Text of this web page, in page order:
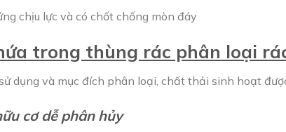
chịu lực và có chốt chống mòn đáy
trong thùng rác phân loại
dụng và mục đích phân loại, chất thải sinh hoạt
cơ dễ phân hủy